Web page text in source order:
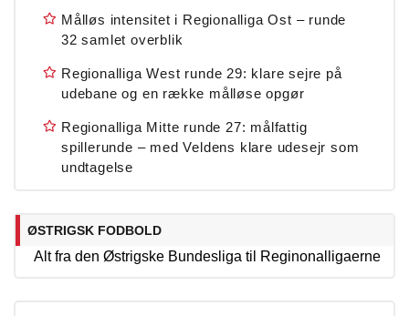
Målløs intensitet i Regionalliga Ost – runde
32 samlet overblik
Regionalliga West runde 29: klare sejre på
udebane og en række målløse opgør
Regionalliga Mitte runde 27: målfattig
spillerunde – med Veldens klare udesejr som
undtagelse
ØSTRIGSK FODBOLD
Alt fra den Østrigske Bundesliga til Reginonalligaerne